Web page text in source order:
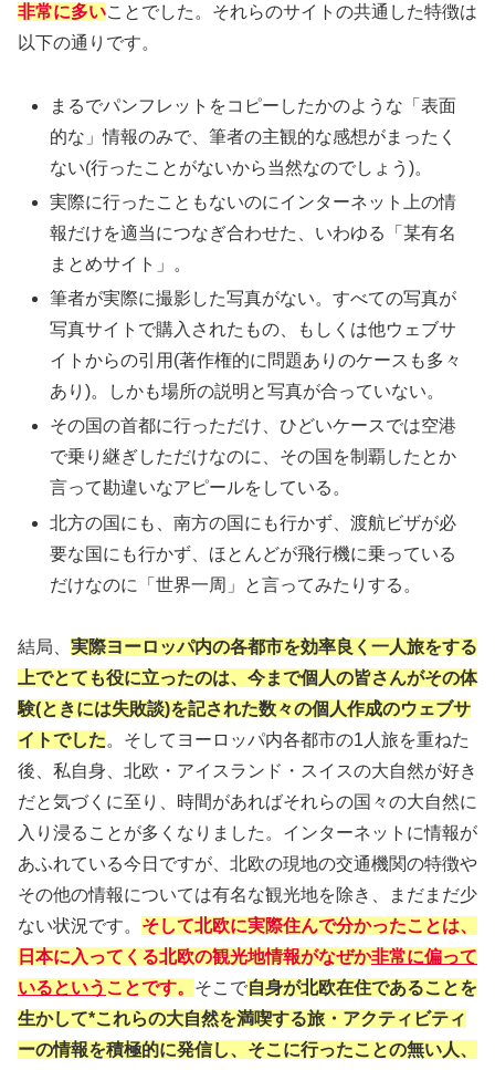
非常に多いことでした。それらのサイトの共通した特徴は
以下の通りです。
まるでパンフレットをコピーしたかのような「表面
的な」情報のみで、筆者の主観的な感想がまったく
ない(行ったことがないから当然なのでしょう)。
実際に行ったこともないのにインターネット上の情
報だけを適当につなぎ合わせた、いわゆる「某有名
まとめサイト」。
筆者が実際に撮影した写真がない。すべての写真が
写真サイトで購入されたもの、もしくは他ウェブサ
イトからの引用(著作権的に問題ありのケースも多々
あり)。しかも場所の説明と写真が合っていない。
その国の首都に行っただけ、ひどいケースでは空港
で乗り継ぎしただけなのに、その国を制覇したとか
言って勘違いなアピールをしている。
北方の国にも、南方の国にも行かず、渡航ビザが必
要な国にも行かず、ほとんどが飛行機に乗っている
だけなのに「世界一周」と言ってみたりする。
結局、 実際ヨーロッパ内の各都市を効率良く一人旅をする
上でとても役に立ったのは、今まで個人の皆さんがその体
験(ときには失敗談)を記された数々の個人作成のウェブサ
イトでした。そしてヨーロッパ内各都市の1人旅を重ねた
後、私自身、北欧・アイスランド・スイスの大自然が好き
だと気づくに至り、時間があればそれらの国々の大自然に
入り浸ることが多くなりました。インターネットに情報が
あふれている今日ですが、北欧の現地の交通機関の特徴や
その他の情報については有名な観光地を除き、まだまだ少
ない状況です。 そして北欧に実際住んで分かったことは、
日本に入ってくる北欧の観光地情報がなぜか非常に偏って
いるという ことです。 そこで自身が北欧在住であることを
生かして*これらの大自然を満喫する旅・アクティビティ
ーの情報を積極的に発信し、そこに行ったことの無い人、